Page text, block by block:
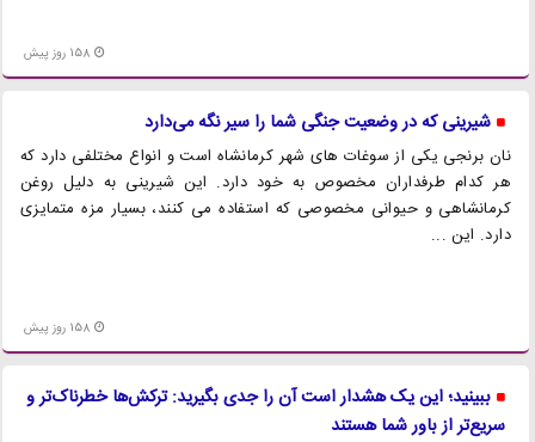
158 روز پیش
شیرینی که در وضعیت جنگی شما را سیر نگه می‌دارد
نان برنجی یکی از سوغات های شهر کرمانشاه است و انواع مختلفی دارد که
هر کدام طرفداران مخصوص به خود دارد. این شیرینی به دلیل روغن
کرمانشاهی و حیوانی مخصوصی که استفاده می کنند، بسیار مزه متمایزی
دارد. این ...
158 روز پیش
ببینید؛ این یک هشدار است آن را جدی بگیرید: ترکش‌ها خطرناک‌تر و
سریع‌تر از باور شما هستند